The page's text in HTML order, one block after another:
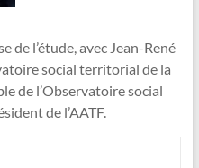
de l’étude, avec Jean-René
social territorial de la
de l’Observatoire social
de l’AATF.